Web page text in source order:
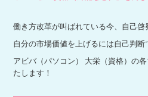
働き方改革が叫ばれている今、自己啓
自分の市場価値を上げるには自己判断
アビバ（パソコン） 大栄（資格）の
たします！